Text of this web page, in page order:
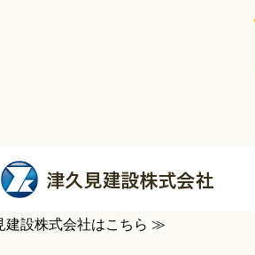
建設株式会社はこちら ≫